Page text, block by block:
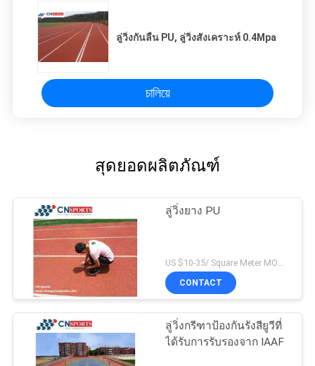
ลู่วิ่งกันลื่น PU, ลู่วิ่งสังเคราะห์ 0.4Mpa
চালিয়ে
สุดยอดผลิตภัณฑ์
ลู่วิ่งยาง PU
US $10-35/ Square Meter MOQ:/
CONTACT
ลู่วิ่งกรีฑาป้องกันรังสียูวีที่
ได้รับการรับรองจาก IAAF